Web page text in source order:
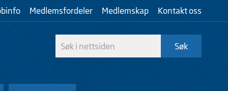
Medlemsfordeler Medlemskap Kontakt oss